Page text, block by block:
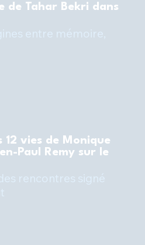
de Tahar Bekri dans
vies de Monique
Paul Remy sur le